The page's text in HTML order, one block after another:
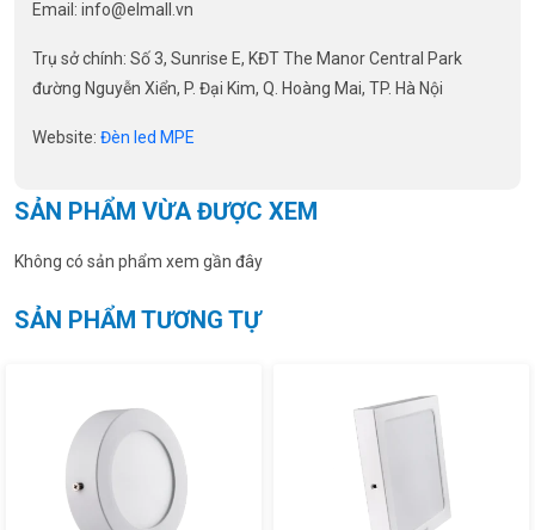
Email: info@elmall.vn
Trụ sở chính: Số 3, Sunrise E, KĐT The Manor Central Park
đường Nguyễn Xiển, P. Đại Kim, Q. Hoàng Mai, TP. Hà Nội
Website: Đèn led MPE
SẢN PHẨM VỪA ĐƯỢC XEM
Không có sản phẩm xem gần đây
SẢN PHẨM TƯƠNG TỰ